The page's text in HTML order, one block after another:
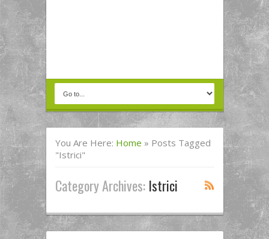
You Are Here: Home » Posts Tagged
"istrici"
Category Archives: Istrici